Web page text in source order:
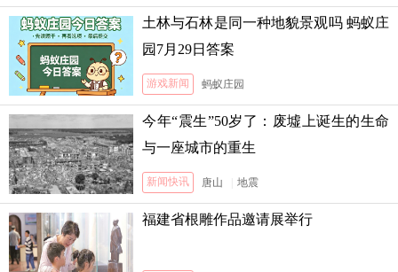
土林与石林是同一种地貌景观吗 蚂蚁庄
园7月29日答案
游戏新闻 蚂蚁庄园
今年“震生”50岁了：废墟上诞生的生命
与一座城市的重生
新闻快讯 唐山 地震
福建省根雕作品邀请展举行